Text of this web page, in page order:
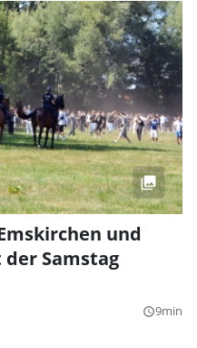
und
Samstag
query_builder9min